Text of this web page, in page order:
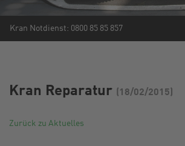
Kran Notdienst: 0800 85 85 857
Kran Reparatur (18/02/2015)
Zurück zu Aktuelles